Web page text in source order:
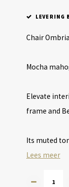
LEVERING
Chair Ombria
Mocha
Elevate
frame and
Its muted
Lees meer